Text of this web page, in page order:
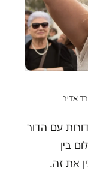
אדיר
עם הדור
בין
את זה.